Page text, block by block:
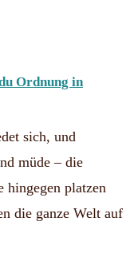
Ordnung in
sich, und
müde – die
hingegen platzen
die ganze Welt auf